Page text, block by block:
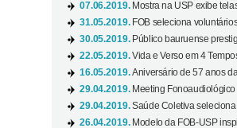
07.06.2019. Mostra na USP exibe
31.05.2019. FOB seleciona
30.05.2019. Público bauruense
22.05.2019.Vida e Verso em 4
16.05.2019.Aniversário de 57 anos
29.04.2019. Meeting
29.04.2019.Saúde Coletiva
26.04.2019. Modelo da FOB-USP